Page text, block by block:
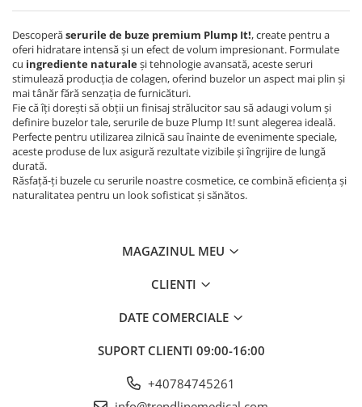
Aparat îngrijire facială
Curățarea tenului
Ingrijirea buzelor
Seruri pentru fată
Îngrijirea tenului
Îngrijirea pielii
Recuperare fizică
sanakey ambitious set
sanakey basic set
sanakey profiset
sanakey solo
Sanatate
Terapia cu frecvențe înalte
Terapia cu impulsuri bioadaptive
Descoperăserurile de buze premium Plump It!, create pentru a
oferi hidratare intensă și un efect de volum impresionant. Formulate
cu ingrediente naturaleși tehnologie avansată, aceste seruri
stimulează producția de colagen, oferind buzelor un aspect mai plin și
mai tânăr fără senzația de furnicături.
Fie că îți dorești să obții un finisaj strălucitor sau să adaugi volum și
definire buzelor tale, serurile de buze Plump It! sunt alegerea ideală.
Perfecte pentru utilizarea zilnică sau înainte de evenimente speciale,
aceste produse de lux asigură rezultate vizibile și îngrijire de lungă
durată.
Răsfață-ți buzele cu serurile noastre cosmetice, ce combină eficiența și
naturalitatea pentru un look sofisticat și sănătos.
MAGAZINUL MEU
CLIENTI
DATE COMERCIALE
SUPORT CLIENTI 09:00-16:00
+40784745261